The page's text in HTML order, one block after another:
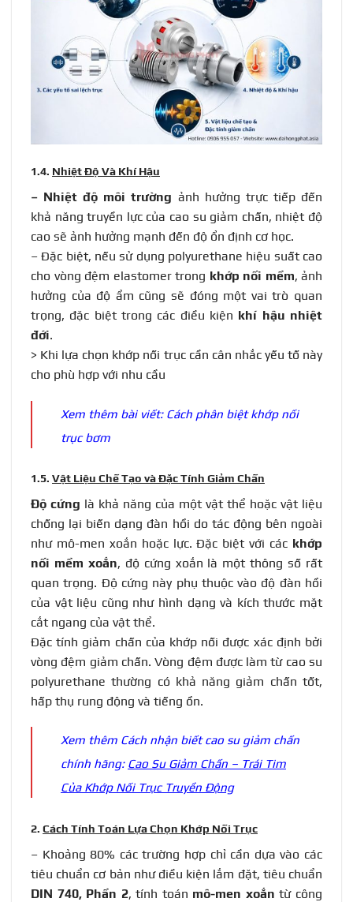
1.4. Nhiệt Độ Và Khí Hậu
– Nhiệt độ môi trường ảnh hưởng trực tiếp đến
khả năng truyền lực của cao su giảm chấn, nhiệt độ
cao sẽ ảnh hưởng mạnh đến độ ổn định cơ học.
– Đặc biệt, nếu sử dụng polyurethane hiệu suất cao
cho vòng đệm elastomer trong khớp nối mềm, ảnh
hưởng của độ ẩm cũng sẽ đóng một vai trò quan
trọng, đặc biệt trong các điều kiện khí hậu nhiệt
đới.
> Khi lựa chọn khớp nối trục cần cân nhắc yếu tố này
cho phù hợp với nhu cầu
Xem thêm bài viết: Cách phân biệt khớp nối
trục bơm
1.5. Vật Liệu Chế Tạo và Đặc Tính Giảm Chấn
Độ cứng là khả năng của một vật thể hoặc vật liệu
chống lại biến dạng đàn hồi do tác động bên ngoài
như mô-men xoắn hoặc lực. Đặc biệt với các khớp
nối mềm xoắn, độ cứng xoắn là một thông số rất
quan trọng. Độ cứng này phụ thuộc vào độ đàn hồi
của vật liệu cũng như hình dạng và kích thước mặt
cắt ngang của vật thể.
Đặc tính giảm chấn của khớp nối được xác định bởi
vòng đệm giảm chấn. Vòng đệm được làm từ cao su
polyurethane thường có khả năng giảm chấn tốt,
hấp thụ rung động và tiếng ồn.
Xem thêm Cách nhận biết cao su giảm chấn
chính hãng: Cao Su Giảm Chấn – Trái Tim
Của Khớp Nối Trục Truyền Động
2. Cách Tính Toán Lựa Chọn Khớp Nối Trục
– Khoảng 80% các trường hợp chỉ cần dựa vào các
tiêu chuẩn cơ bản như điều kiện lắm đặt, tiêu chuẩn
DIN 740, Phần 2, tính toán mô-men xoắn từ công